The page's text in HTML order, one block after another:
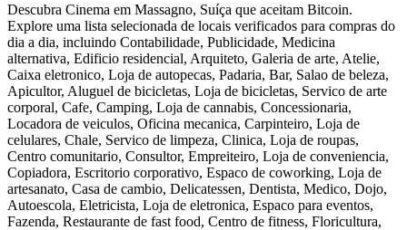
Descubra Cinema em Massagno, Suíça que aceitam Bitcoin.
Explore uma lista selecionada de locais verificados para compras do
dia a dia, incluindo Contabilidade, Publicidade, Medicina
alternativa, Edificio residencial, Arquiteto, Galeria de arte, Atelie,
Caixa eletronico, Loja de autopecas, Padaria, Bar, Salao de beleza,
Apicultor, Aluguel de bicicletas, Loja de bicicletas, Servico de arte
corporal, Cafe, Camping, Loja de cannabis, Concessionaria,
Locadora de veiculos, Oficina mecanica, Carpinteiro, Loja de
celulares, Chale, Servico de limpeza, Clinica, Loja de roupas,
Centro comunitario, Consultor, Empreiteiro, Loja de conveniencia,
Copiadora, Escritorio corporativo, Espaco de coworking, Loja de
artesanato, Casa de cambio, Delicatessen, Dentista, Medico, Dojo,
Autoescola, Eletricista, Loja de eletronica, Espaco para eventos,
Fazenda, Restaurante de fast food, Centro de fitness, Floricultura,